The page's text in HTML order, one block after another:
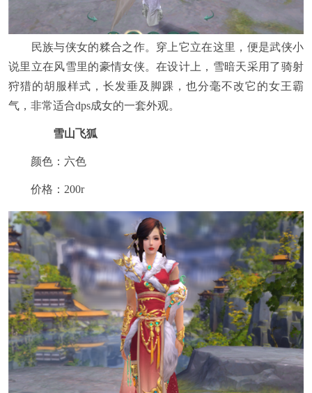
民族与侠女的糅合之作。穿上它立在这里，便是武侠小
说里立在风雪里的豪情女侠。在设计上，雪暗天采用了骑射
狩猎的胡服样式，长发垂及脚踝，也分毫不改它的女王霸
气，非常适合dps成女的一套外观。
雪山飞狐
颜色：六色
价格：200r